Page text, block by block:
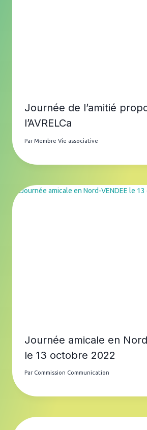
Journée de l’amitié
l’AVRELCa
Par Membre Vie associative
Journée amicale en
le 13 octobre 2022
Par Commission Communication